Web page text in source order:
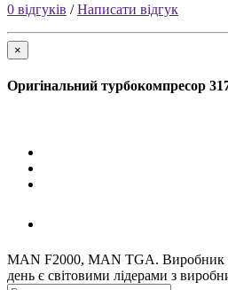
0 відгуків /Написати відгук
×
Оригінальний турбокомпресор
MAN F2000, MAN TGA. Виробник
день є світовими лідерами з